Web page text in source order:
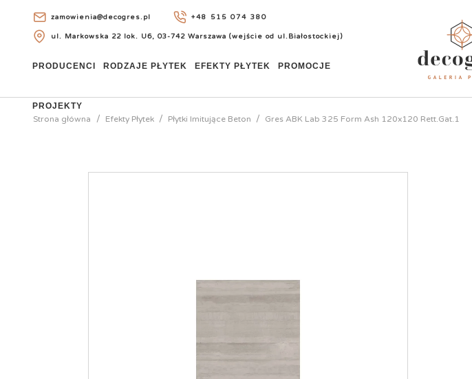
zamowienia@decogres.pl +48 515 074 380
ul. Markowska 22 lok. U6, 03-742 Warszawa (wejście od ul.Białostockiej)
PRODUCENCI RODZAJE PŁYTEK EFEKTY PŁYTEK PROMOCJE
PROJEKTY
Strona główna
Efekty Płytek Płytki Imitujące Beton Gres ABK Lab 325 Form Ash 120x120 Rett.Gat.1